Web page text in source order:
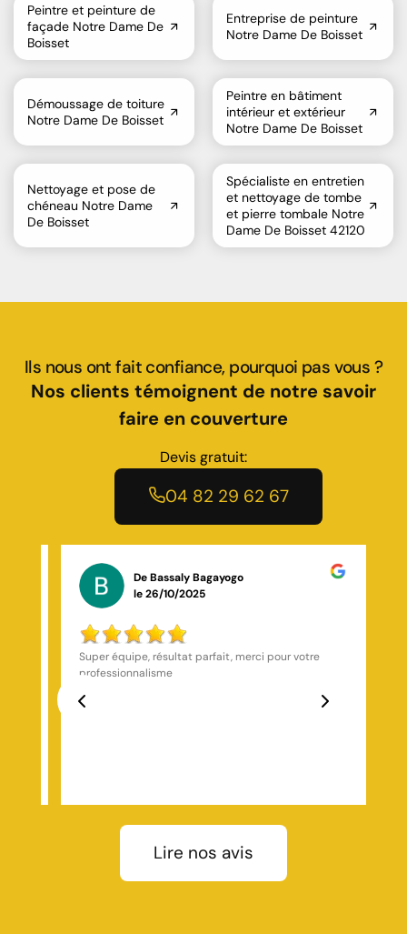
Peintre et peinture de
façade Notre Dame De
Boisset
Entreprise de peinture
Notre Dame De Boisset
Démoussage de toiture
Notre Dame De Boisset
Peintre en bâtiment
intérieur et extérieur
Notre Dame De Boisset
Nettoyage et pose de
chéneau Notre Dame
De Boisset
Spécialiste en entretien
et nettoyage de tombe
et pierre tombale Notre
Dame De Boisset 42120
Ils nous ont fait confiance, pourquoi pas vous ?
Nos clients témoignent de notre savoir
faire en couverture
Devis gratuit:
04 82 29 62 67
De Lox Rush
le 14/03/2026
Société très sérieuse, je recommande une société
très réactif qui a fait du travail soigné et de qualité
retrouver une maison, saine et vivable, je
Lire nos avis